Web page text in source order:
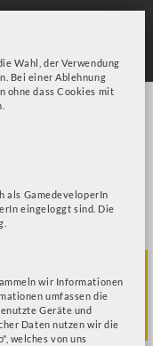
zu Cookies!
Wahl, der Verwendung
Bei einer Ablehnung
ohne dass Cookies mit
als GamedeveloperIn
eingeloggt sind. Die
wir Informationen
umfassen die
Geräte und
Daten nutzen wir die
welches von uns